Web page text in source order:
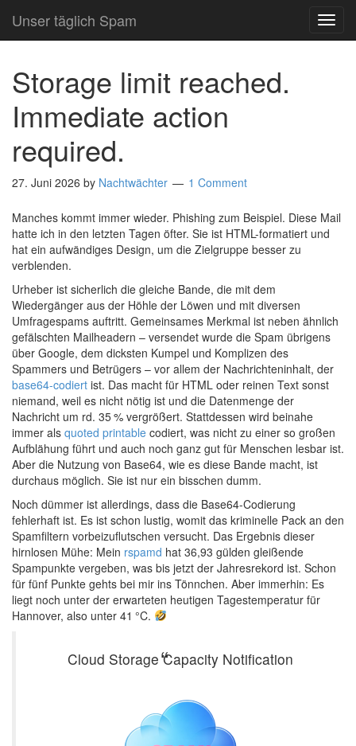
Unser täglich Spam
Storage limit reached.
Immediate action
required.
27. Juni 2026 by Nachtwächter 1 Comment
Manches kommt immer wieder. Phishing zum Beispiel. Diese Mail
hatte ich in den letzten Tagen öfter. Sie ist HTML-formatiert und
hat ein aufwändiges Design, um die Zielgruppe besser zu
verblenden.
Urheber ist sicherlich die gleiche Bande, die mit dem
Wiedergänger aus der Höhle der Löwen und mit diversen
Umfragespams auftritt. Gemeinsames Merkmal ist neben ähnlich
gefälschten Mailheadern – versendet wurde die Spam übrigens
über Google, dem dicksten Kumpel und Komplizen des
Spammers und Betrügers – vor allem der Nachrichteninhalt, der
base64-codiert ist. Das macht für HTML oder reinen Text sonst
niemand, weil es nicht nötig ist und die Datenmenge der
Nachricht um rd. 35 % vergrößert. Stattdessen wird beinahe
immer als quoted printable codiert, was nicht zu einer so großen
Aufblähung führt und auch noch ganz gut für Menschen lesbar ist.
Aber die Nutzung von Base64, wie es diese Bande macht, ist
durchaus möglich. Sie ist nur ein bisschen dumm.
Noch dümmer ist allerdings, dass die Base64-Codierung
fehlerhaft ist. Es ist schon lustig, womit das kriminelle Pack an den
Spamfiltern vorbeizuflutschen versucht. Das Ergebnis dieser
hirnlosen Mühe: Mein rspamd hat 36,93 gülden gleißende
Spampunkte vergeben, was bis jetzt der Jahresrekord ist. Schon
für fünf Punkte gehts bei mir ins Tönnchen. Aber immerhin: Es
liegt noch unter der erwarteten heutigen Tagestemperatur für
Hannover, also unter 41 °C.
Cloud Storage Capacity Notification